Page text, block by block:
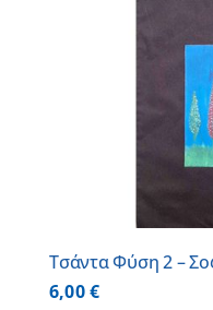
Τσάντα Φύση 2 –
6,00€